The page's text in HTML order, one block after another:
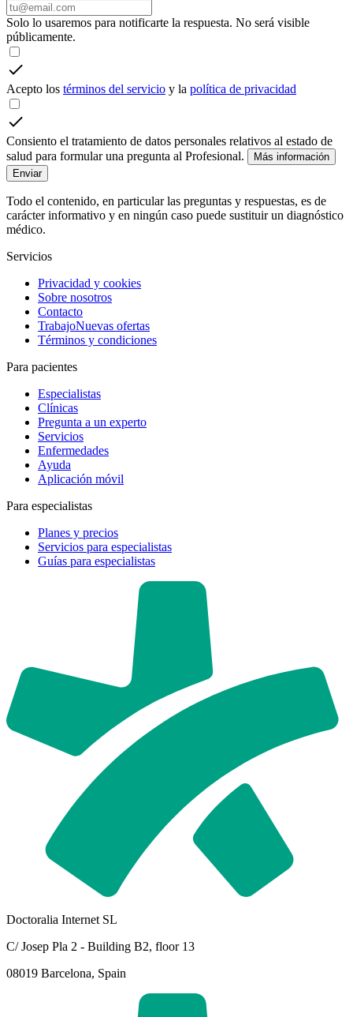
Solo lo usaremos para notificarte la respuesta. No será visible
públicamente.
Acepto los términos del servicio y la política de privacidad
Consiento el tratamiento de datos personales relativos al estado de
salud para formular una pregunta al Profesional.
Más información
Enviar
Todo el contenido, en particular las preguntas y respuestas, es de
carácter informativo y en ningún caso puede sustituir un diagnóstico
médico.
Servicios
Privacidad y cookies
Sobre nosotros
Contacto
TrabajoNuevas ofertas
Términos y condiciones
Para pacientes
Especialistas
Clínicas
Pregunta a un experto
Servicios
Enfermedades
Ayuda
Aplicación móvil
Para especialistas
Planes y precios
Servicios para especialistas
Guías para especialistas
Doctoralia Internet SL
C/ Josep Pla 2 - Building B2, floor 13
08019 Barcelona, Spain